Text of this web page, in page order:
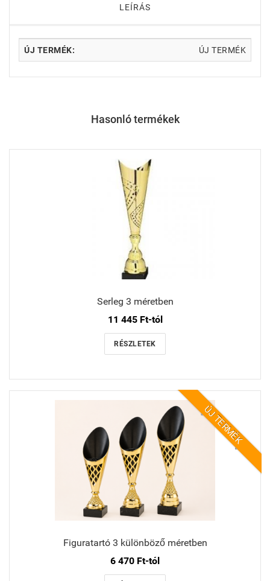
LEÍRÁS
ÚJ TERMÉK: ÚJ TERMÉK
Hasonló termékek
Serleg 3 méretben
11 445 Ft-tól
RÉSZLETEK
ÚJ TERMÉK
Figuratartó 3 különböző méretben
6 470 Ft-tól